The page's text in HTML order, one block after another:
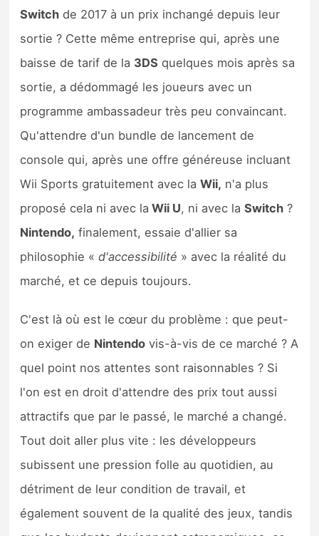
Switch de 2017 à un prix inchangé depuis leur
sortie ? Cette même entreprise qui, après une
baisse de tarif de la 3DS quelques mois après sa
sortie, a dédommagé les joueurs avec un
programme ambassadeur très peu convaincant.
Qu'attendre d'un bundle de lancement de
console qui, après une offre généreuse incluant
Wii Sports gratuitement avec laWii, n'a plus
proposé cela ni avec la Wii U, ni avec laSwitch ?
Nintendo, finalement, essaie d'allier sa
philosophie «d'accessibilité » avec la réalité du
marché, et ce depuis toujours.
C'est là où est le cœur du problème : que peut-
on exiger de Nintendo vis-à-vis de ce marché ? A
quel point nos attentes sont raisonnables ? Si
l'on est en droit d'attendre des prix tout aussi
attractifs que par le passé, le marché a changé.
Tout doit aller plus vite : les développeurs
subissent une pression folle au quotidien, au
détriment de leur condition de travail, et
également souvent de la qualité des jeux, tandis